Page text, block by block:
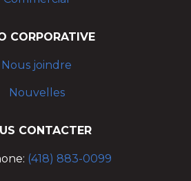
CORPORATIVE
Nous joindre
Nouvelles
CONTACTER
(418) 883-0099